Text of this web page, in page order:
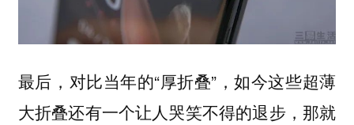
最后，对比当年的“厚折叠”，如今这些超薄
大折叠还有一个让人哭笑不得的退步，那就